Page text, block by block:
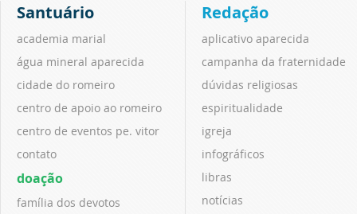
Santuário
academia marial
água mineral aparecida
cidade do romeiro
centro de apoio ao romeiro
centro de eventos pe. vitor
contato
doação
família dos devotos
Redação
aplicativo aparecida
campanha da fraternidade
dúvidas religiosas
espiritualidade
igreja
infográficos
libras
notícias